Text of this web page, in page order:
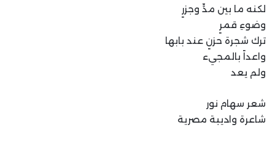
لكنه ما بين مدٍّ وجزرٍ
وضوءِ قمرٍ
ترك شجرة حزنٍ عند بابها
واعداً بالمجيء
ولم يعد
شعر سهام نور
شاعرة واديبة مصرية